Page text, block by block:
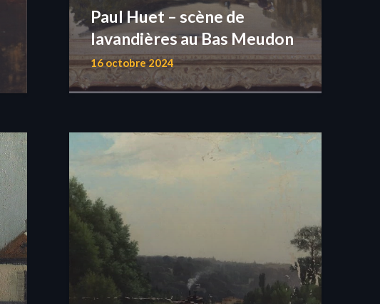
Paul Huet – scène de
lavandières au Bas Meudon
16 octobre 2024